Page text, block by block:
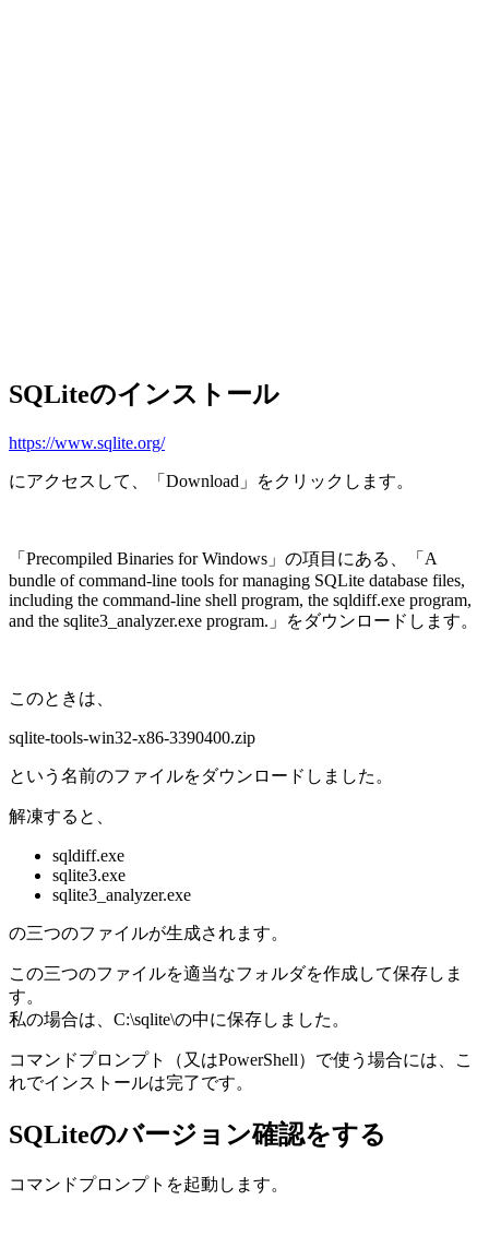
SQLiteのインストール
https://www.sqlite.org/
にアクセスして、「Download」をクリックします。
「Precompiled Binaries for Windows」の項目にある、「A
bundle of command-line tools for managing SQLite database files,
including the command-line shell program, the sqldiff.exe program,
and the sqlite3_analyzer.exe program.」をダウンロードします。
このときは、
sqlite-tools-win32-x86-3390400.zip
という名前のファイルをダウンロードしました。
解凍すると、
sqldiff.exe
sqlite3.exe
sqlite3_analyzer.exe
の三つのファイルが生成されます。
この三つのファイルを適当なフォルダを作成して保存しま
す。
私の場合は、C:\sqlite\の中に保存しました。
コマンドプロンプト（又はPowerShell）で使う場合には、こ
れでインストールは完了です。
SQLiteのバージョン確認をする
コマンドプロンプトを起動します。